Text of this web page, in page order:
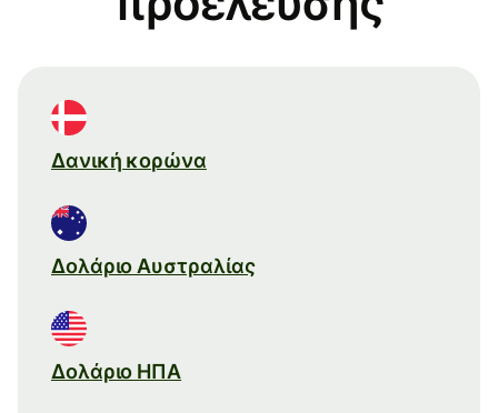
Δανική κορώνα
Δολάριο Αυστραλίας
Δολάριο ΗΠΑ